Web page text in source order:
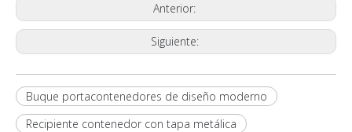
Anterior:
Siguiente:
Buque portacontenedores de diseño moderno
Recipiente contenedor con tapa metálica